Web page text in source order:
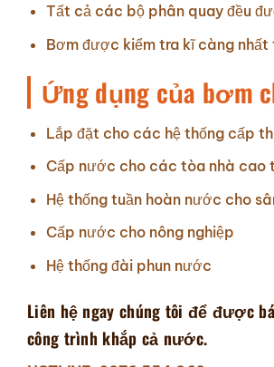
Tất cả các bộ phân quay đều
Bơm được kiểm tra kĩ càng
Ứng dụng của bơm
Lắp đặt cho các hệ thống cấp
Cấp nước cho các tòa nhà cao
Hệ thống tuần hoàn nước cho
Cấp nước cho nông nghiệp
Hệ thống đài phun nước
Liên hệ ngay chúng tôi để được
công trình khắp cả nước.